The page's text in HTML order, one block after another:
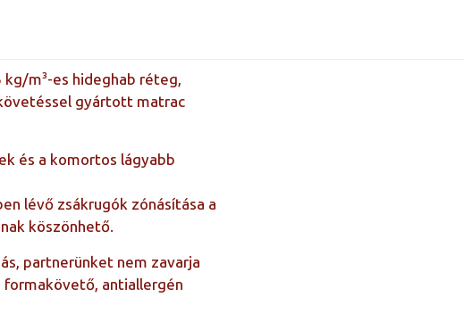
kg/m³-es hideghab réteg,
gyártott matrac
és a komortos lágyabb
lévő zsákrugók zónásítása a
köszönhető.
partnerünket nem zavarja
formakövető, antiallergén